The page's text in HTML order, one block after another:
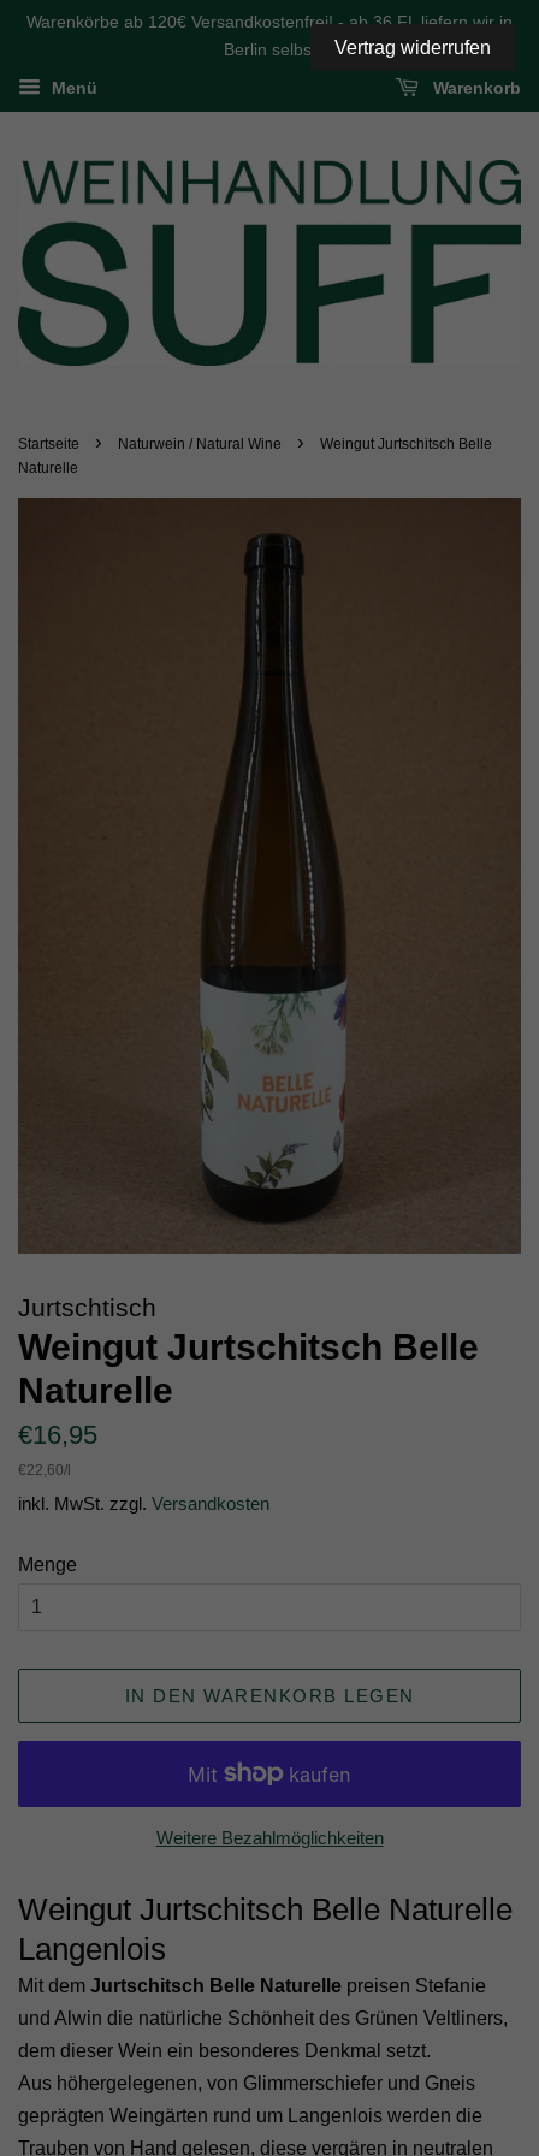
Warenkörbe ab 120€ Versandkostenfrei! - ab 36 FL liefern wir in
Berlin selbst
Menü Warenkorb
Startseite › Naturwein / Natural Wine ›
Weingut Jurtschitsch Belle
Naturelle
Jurtschtisch
Weingut Jurtschitsch Belle
Naturelle
Normaler
Preis
€16,95
Einzelpreis
€22,60/pro
l
inkl. MwSt. zzgl. Versandkosten
Menge
IN DEN WARENKORB LEGEN
Weitere Bezahlmöglichkeiten
Weingut Jurtschitsch Belle Naturelle
Langenlois
Mit dem Jurtschitsch Belle Naturelle preisen Stefanie
und Alwin die natürliche Schönheit des Grünen Veltliners,
dem dieser Wein ein besonderes Denkmal setzt.
Aus höhergelegenen, von Glimmerschiefer und Gneis
geprägten Weingärten rund um Langenlois werden die
Trauben von Hand gelesen, diese vergären in neutralen
Vertrag widerrufen